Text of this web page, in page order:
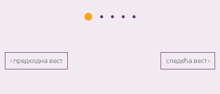
‹ предходна вест следећа вест ›